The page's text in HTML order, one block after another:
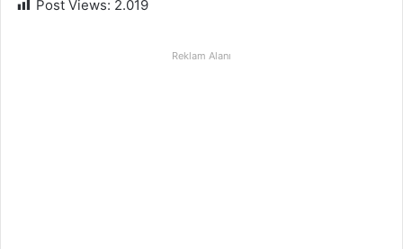
Post Views: 2.019
Reklam Alanı